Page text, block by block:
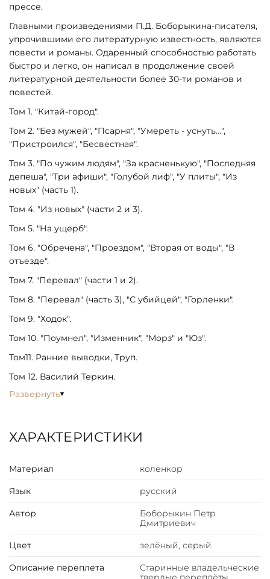
прессе.
Главными произведениями П.Д. Боборыкина-писателя,
упрочившими его литературную известность, являются
повести и романы. Одаренный способностью работать
быстро и легко, он написал в продолжение своей
литературной деятельности более 30-ти романов и
повестей.
Том 1. "Китай-город".
Том 2. "Без мужей", "Псарня", "Умереть - уснуть…",
"Пристроился", "Бесвестная".
Том 3. "По чужим людям", "За красненькую", "Последняя
депеша", "Три афиши", "Голубой лиф", "У плиты", "Из
новых" (часть 1).
Том 4. "Из новых" (части 2 и 3).
Том 5. "На ущерб".
Том 6. "Обречена", "Проездом", "Вторая от воды", "В
отъезде".
Том 7. "Перевал" (части 1 и 2).
Том 8. "Перевал" (часть 3), "С убийцей", "Горленки".
Том 9. "Ходок".
Том 10. "Поумнел", "Изменник", "Морз" и "Юз".
Том11. Ранние выводки, Труп.
Том 12. Василий Теркин.
Развернуть
ХАРАКТЕРИСТИКИ
Материал коленкор
Язык русский
Автор
Боборыкин Петр
Дмитриевич
Цвет зелёный, серый
Описание переплета
Старинные владельческие